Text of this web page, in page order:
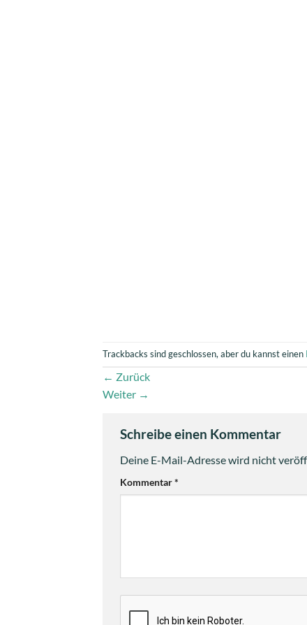
Trackbacks sind geschlossen, aber du kannst einen
← Zurück
Weiter →
Schreibe einen Kommentar
Deine E-Mail-Adresse wird nicht
Kommentar*